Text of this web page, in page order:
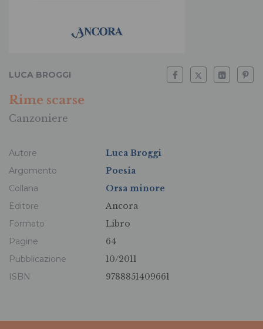
LUCA BROGGI
Rime scarse
Canzoniere
Autore
Luca Broggi
Argomento
Poesia
Collana
Orsa minore
Editore
Ancora
Formato
Libro
Pagine
64
Pubblicazione
10/2011
ISBN
9788851409661